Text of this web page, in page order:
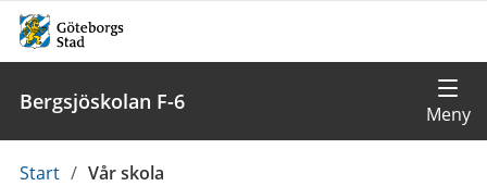
Bergsjöskolan F-6
Du
Start / Vår skola